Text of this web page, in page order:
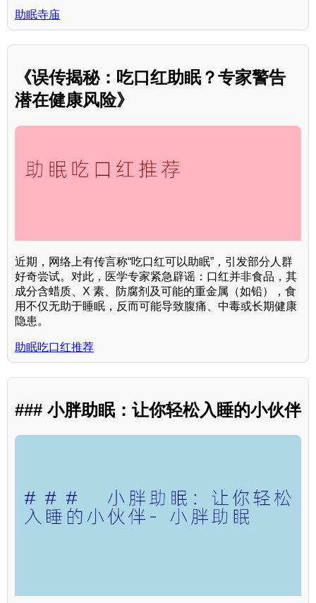
助眠寺庙
《误传揭秘：吃口红助眠？专家警告
潜在健康风险》
近期，网络上有传言称“吃口红可以助眠”，引发部分人群
好奇尝试。对此，医学专家紧急辟谣：口红并非食品，其
成分含蜡质、X 素、防腐剂及可能的重金属（如铅），食
用不仅无助于睡眠，反而可能导致腹痛、中毒或长期健康
隐患。
助眠吃口红推荐
### 小胖助眠：让你轻松入睡的小伙伴